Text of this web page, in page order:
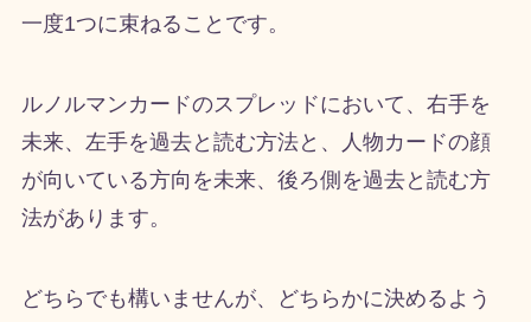
一度1つに束ねることです。
ルノルマンカードのスプレッドにおいて、右手を
未来、左手を過去と読む方法と、人物カードの顔
が向いている方向を未来、後ろ側を過去と読む方
法があります。
どちらでも構いませんが、どちらかに決めるよう